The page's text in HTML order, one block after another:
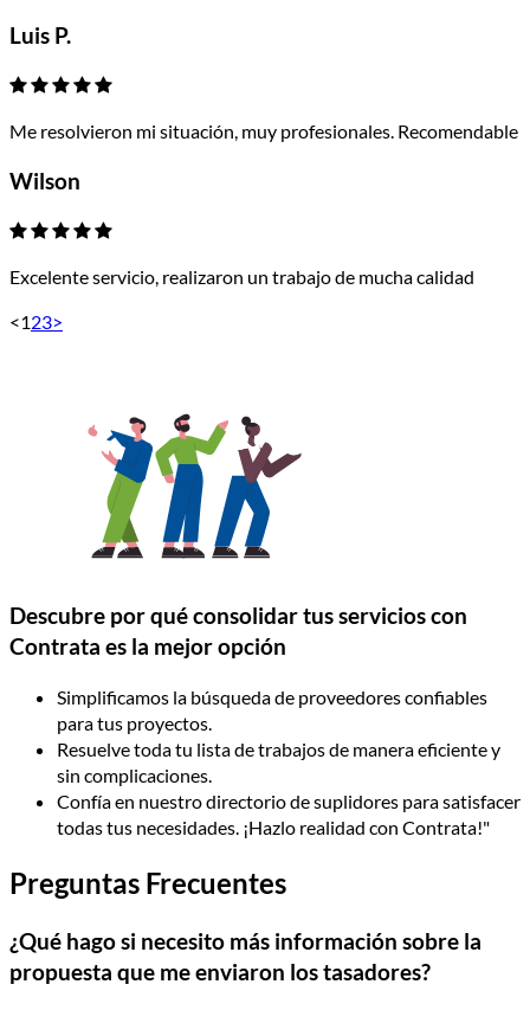
Luis P.
Me resolvieron mi situación, muy profesionales. Recomendable
Wilson
Excelente servicio, realizaron un trabajo de mucha calidad
<123>
Descubre por qué consolidar tus servicios con
Contrata es la mejor opción
Simplificamos la búsqueda de proveedores confiables
para tus proyectos.
Resuelve toda tu lista de trabajos de manera eficiente y
sin complicaciones.
Confía en nuestro directorio de suplidores para satisfacer
todas tus necesidades. ¡Hazlo realidad con Contrata!"
Preguntas Frecuentes
¿Qué hago si necesito más información sobre la
propuesta que me enviaron los tasadores?